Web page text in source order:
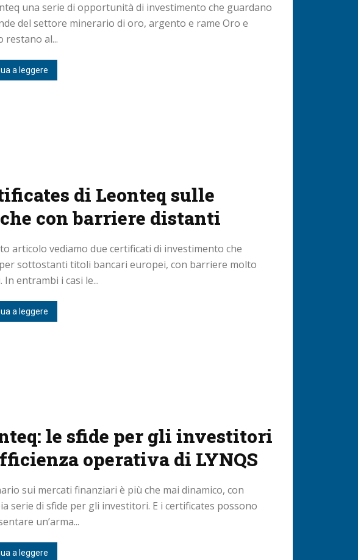
una serie di opportunità di investimento che guardano
del settore minerario di oro, argento e rame Oro e
restano al...
a leggere
di Leonteq sulle
con barriere distanti
articolo vediamo due certificati di investimento che
sottostanti titoli bancari europei, con barriere molto
In entrambi i casi le...
a leggere
le sfide per gli investitori
operativa di LYNQS
sui mercati finanziari è più che mai dinamico, con
serie di sfide per gli investitori. E i certificates possono
un’arma...
a leggere